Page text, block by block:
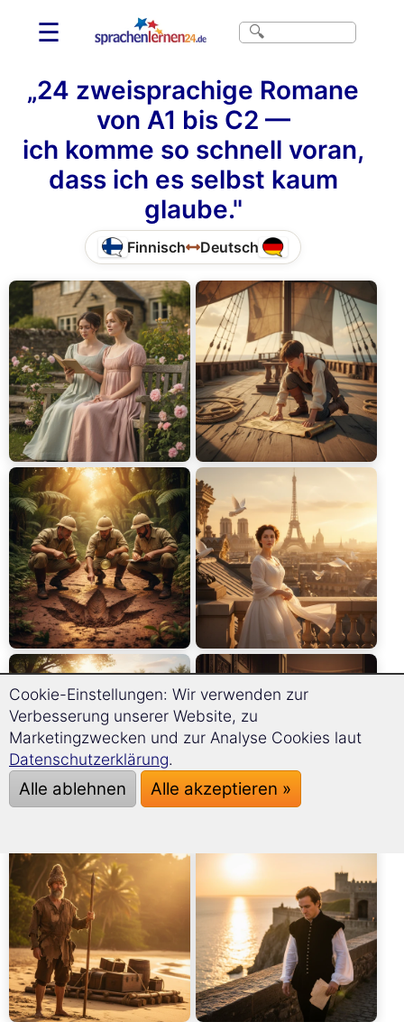
☰
„24 zweisprachige Romane
von A1 bis C2 —
ich komme so schnell voran,
dass ich es selbst kaum
glaube."
Finnisch Deutsch
Cookie-Einstellungen: Wir verwenden zur
Verbesserung unserer Website, zu
Marketingzwecken und zur Analyse Cookies laut
Datenschutzerklärung.
Alle ablehnen Alle akzeptieren »